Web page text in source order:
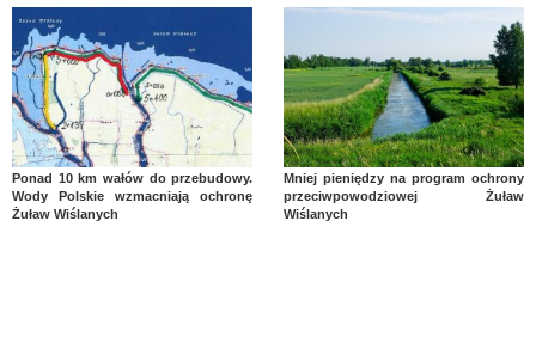
Ponad 10 km wałów do przebudowy.
Wody Polskie wzmacniają ochronę
Żuław Wiślanych
Mniej pieniędzy na program ochrony
przeciwpowodziowej Żuław
Wiślanych